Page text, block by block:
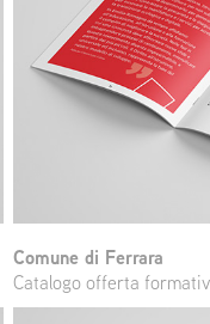
Comune di Ferrara
Catalogo offerta